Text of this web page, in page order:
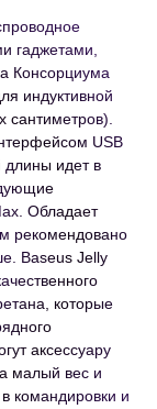
гаджетами,
Консорциума
индуктивной
сантиметров).
USB
длины идет в
Обладает
рекомендовано
Baseus Jelly
которые
аксессуару
малый вес и
командировки и